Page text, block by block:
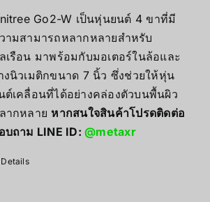
Go2-W เป็นหุ่นยนต์ 4 ขาที่มี
ามสามารถหลากหลายสำหรับ
เรือน มาพร้อมกับมอเตอร์ในล้อและ
งนิวเมติกขนาด 7 นิ้ว ซึ่งช่วยให้หุ่น
ต์เคลื่อนที่ได้อย่างคล่องตัวบนพื้นผิว
ากหลาย หากสนใจสินค้าโปรดติดต่อ
บถาม LINE ID:@metaxr
Details